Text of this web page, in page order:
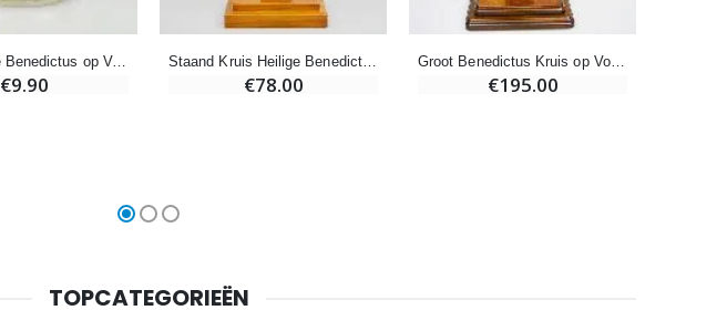
Kruis Heilige Benedictus op Voet - 6 cm
€9.90
Staand Kruis Heilige Benedictus van Hout - 27cm
€78.00
Groot Benedictus Kruis op Voetstuk - 50 cm
€195.00
TOPCATEGORIEËN